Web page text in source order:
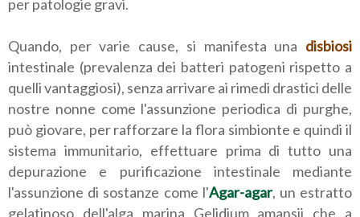
per patologie gravi.
Quando, per varie cause, si manifesta una disbiosi
intestinale (prevalenza dei batteri patogeni rispetto a
quelli vantaggiosi), senza arrivare ai rimedi drastici delle
nostre nonne come l'assunzione periodica di purghe,
può giovare, per rafforzare la flora simbionte e quindi il
sistema immunitario, effettuare prima di tutto una
depurazione e purificazione intestinale mediante
l'assunzione di sostanze come l'Agar-agar, un estratto
gelatinoso dell'alga marina Gelidium amansii che a